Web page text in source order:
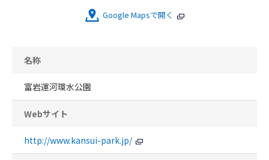
Google Mapsで開く
名称
富岩運河環水公園
Webサイト
http://www.kansui-park.jp/